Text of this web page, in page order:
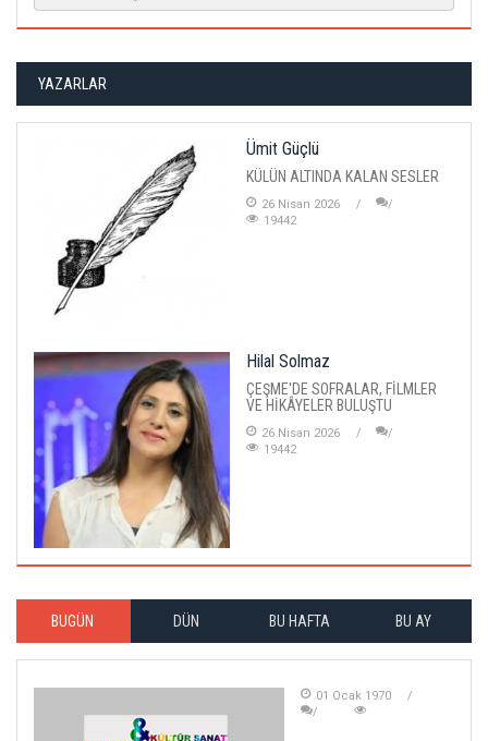
YAZARLAR
Ümit Güçlü
KÜLÜN ALTINDA KALAN SESLER
26 Nisan 2026
19442
Hilal Solmaz
ÇEŞME'DE SOFRALAR, FİLMLER
VE HİKÂYELER BULUŞTU
26 Nisan 2026
19442
BUGÜN DÜN BU HAFTA BU AY
01 Ocak 1970